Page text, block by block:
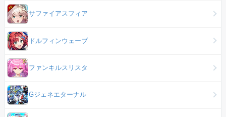
サファイアスフィア
ドルフィンウェーブ
ファンキルスリスタ
Gジェネエターナル